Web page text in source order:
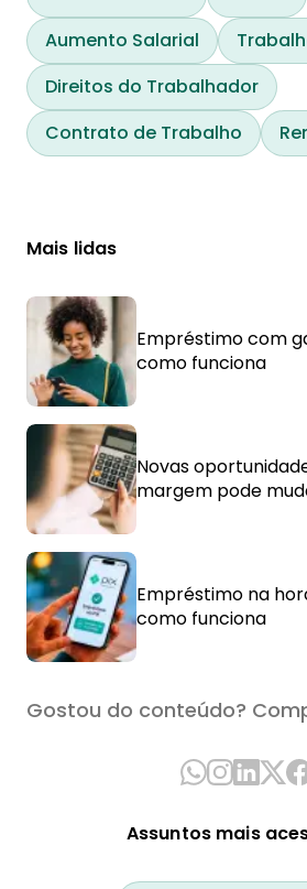
Aumento Salarial
Direitos do Trabalhador
Contrato de Trabalho
Mais lidas
Empréstimo com
como funciona
Novas
margem pode
Empréstimo na
como funciona
Gostou do conteúdo?
Assuntos mais